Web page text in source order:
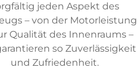
jeden Aspekt des
– von der Motorleistung
Qualität des Innenraums –
so Zuverlässigkeit
und Zufriedenheit.